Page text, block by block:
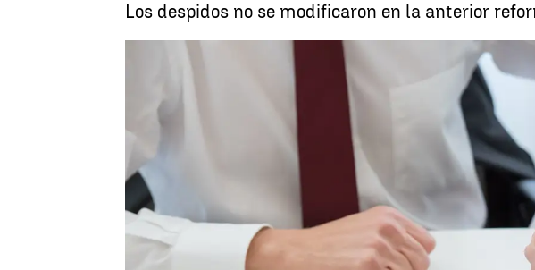
Los despidos no se modificaron en la anterior